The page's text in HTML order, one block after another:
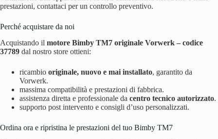
prestazioni, contattaci per un controllo preventivo.
Perché acquistare da noi
Acquistando il motore Bimby TM7 originale Vorwerk – codice
37789 dal nostro store ottieni:
ricambio originale, nuovo e mai installato, garantito da
Vorwerk.
massima compatibilità e prestazioni di fabbrica.
assistenza diretta e professionale da centro tecnico autorizzato.
supporto post intervento e consigli d’uso personalizzati.
Ordina ora e ripristina le prestazioni del tuo Bimby TM7